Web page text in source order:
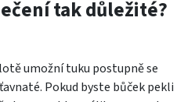
tak důležité?
umožní tuku postupně se
Pokud byste bůček pekli